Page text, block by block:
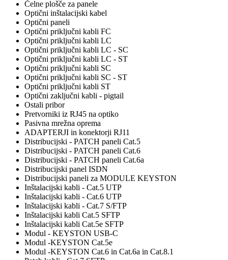
Čelne plošče za panele
Optični inštalacijski kabel
Optični paneli
Optični priključni kabli FC
Optični priključni kabli LC
Optični priključni kabli LC - SC
Optični priključni kabli LC - ST
Optični priključni kabli SC
Optični priključni kabli SC - ST
Optični priključni kabli ST
Optični zaključni kabli - pigtail
Ostali pribor
Pretvorniki iz RJ45 na optiko
Pasivna mrežna oprema
ADAPTERJI in konektorji RJ11
Distribucijski - PATCH paneli Cat.5
Distribucijski - PATCH paneli Cat.6
Distribucijski - PATCH paneli Cat.6a
Distribucijski panel ISDN
Distribucijski paneli za MODULE KEYSTON
Inštalacijski kabli - Cat.5 UTP
Inštalacijski kabli - Cat.6 UTP
Inštalacijski kabli - Cat.7 S/FTP
Inštalacijski kabli Cat.5 SFTP
Inštalacijski kabli Cat.5e SFTP
Modul - KEYSTON USB-C
Modul -KEYSTON Cat.5e
Modul -KEYSTON Cat.6 in Cat.6a in Cat.8.1